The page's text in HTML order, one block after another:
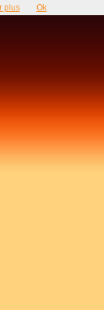
plus Ok